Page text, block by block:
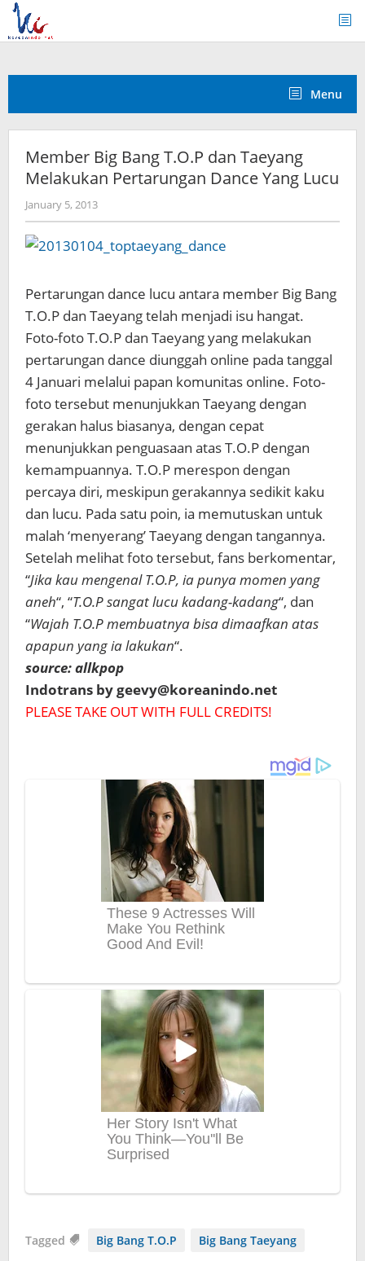
Skip
content
Menu
Member Big Bang T.O.P dan Taeyang
Melakukan Pertarungan Dance Yang Lucu
January 5, 2013by
Koreanindo
Pertarungan dance lucu antara member Big Bang
T.O.P dan Taeyang telah menjadi isu hangat.
Foto-foto T.O.P dan Taeyang yang melakukan
pertarungan dance diunggah online pada tanggal
4 Januari melalui papan komunitas online. Foto-
foto tersebut menunjukkan Taeyang dengan
gerakan halus biasanya, dengan cepat
menunjukkan penguasaan atas T.O.P dengan
kemampuannya. T.O.P merespon dengan
percaya diri, meskipun gerakannya sedikit kaku
dan lucu. Pada satu poin, ia memutuskan untuk
malah ‘menyerang’ Taeyang dengan tangannya.
Setelah melihat foto tersebut, fans berkomentar,
“Jika kau mengenalT.O.P, ia punya momen yang
aneh“, “T.O.P sangat lucu kadang-kadang“, dan
“Wajah T.O.P membuatnya bisa dimaafkan atas
apapun yang ia lakukan“.
source: allkpop
Indotrans by geevy@koreanindo.net
PLEASE TAKE OUT WITH FULL CREDITS!
Tagged Big Bang T.O.P Big Bang Taeyang